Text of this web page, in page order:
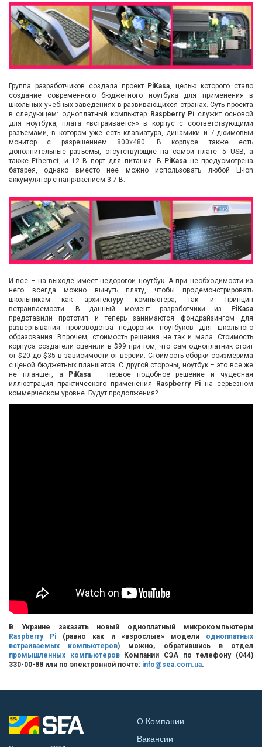
Группа разработчиков создала проект PiKasa , целью которого стало
создание современного бюджетного ноутбука для применения в
школьных учебных заведениях в развивающихся странах. Суть проекта
в следующем: одноплатный компьютер Raspberry Pi служит основой
для ноутбука, плата «встраивается» в корпус с соответствующими
разъемами, в котором уже есть клавиатура, динамики и 7-дюймовый
монитор с разрешением 800х480. В корпусе также есть
дополнительные разъемы, отсутствующие на самой плате: 5 USB, а
также Ethernet, и 12 В порт для питания. В PiKasa не предусмотрена
батарея, однако вместо нее можно использовать любой Li-ion
аккумулятор с напряжением 3.7 В.
И все – на выходе имеет недорогой ноутбук. А при необходимости из
него всегда можно вынуть плату, чтобы продемонстрировать
школьникам как архитектуру компьютера, так и принцип
встраиваемости. В данный момент разработчики из PiKasa
представили прототип и теперь занимаются фондрайзингом для
развертывания производства недорогих ноутбуков для школьного
образования. Впрочем, стоимость решения не так и мала. Стоимость
корпуса создатели оценили в $99 при том, что сам одноплатник стоит
от $20 до $35 в зависимости от версии. Стоимость сборки соизмерима
с ценой бюджетных планшетов. С другой стороны, ноутбук – это все же
не планшет, а PiKasa – первое подобное решение и чудесная
иллюстрация практического применения
Raspberry Pi на серьезном
коммерческом уровне. Будут продолжения?
В Украине заказать новый одноплатный микрокомпьютеры
Raspberry Pi (равно как и «взрослые» модели одноплатных
встраиваемых компьютеров) можно, обратившись в отдел
промышленных компьютеровКомпании СЭА по телефону (044)
330-00-88 или по электронной почте: info@sea.com.ua.
О Компании
Вакансии